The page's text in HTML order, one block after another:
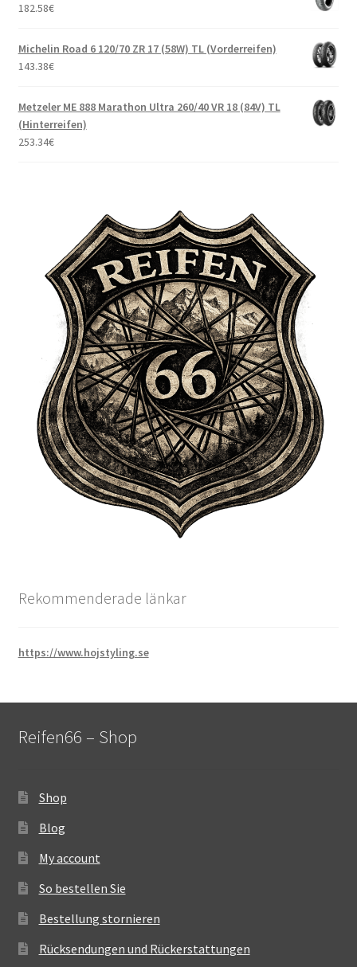
182.58€
Michelin Road 6 120/70 ZR 17 (58W) TL (Vorderreifen)
143.38€
Metzeler ME 888 Marathon Ultra 260/40 VR 18 (84V) TL
(Hinterreifen)
253.34€
Rekommenderade länkar
https://www.hojstyling.se
Reifen66 – Shop
Shop
Blog
My account
So bestellen Sie
Bestellung stornieren
Rücksendungen und Rückerstattungen